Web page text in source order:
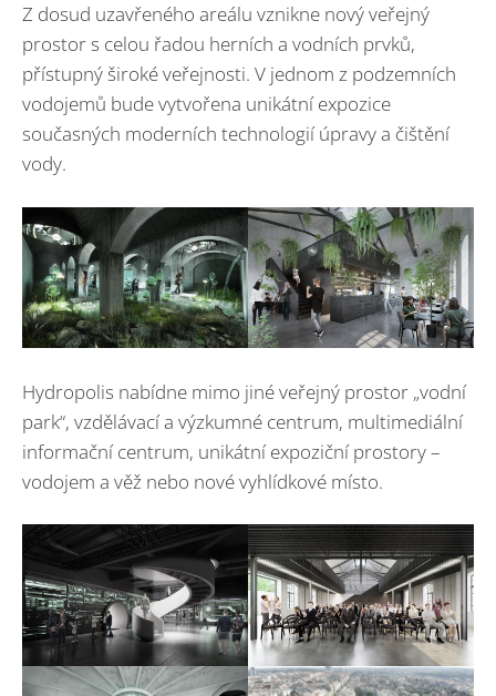
Z dosud uzavřeného areálu vznikne nový veřejný
prostor s celou řadou herních a vodních prvků,
přístupný široké veřejnosti. V jednom z podzemních
vodojemů bude vytvořena unikátní expozice
současných moderních technologií úpravy a čištění
vody.
Hydropolis nabídne mimo jiné veřejný prostor „vodní
park“, vzdělávací a výzkumné centrum, multimediální
informační centrum, unikátní expoziční prostory –
vodojem a věž nebo nové vyhlídkové místo.